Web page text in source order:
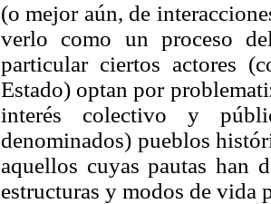
(o mejor aún, de
verlo como un proceso
particular ciertos actores
Estado) optan por
interés colectivo y
denominados) pueblos
aquellos cuyas pautas han
estructuras y modos de vida